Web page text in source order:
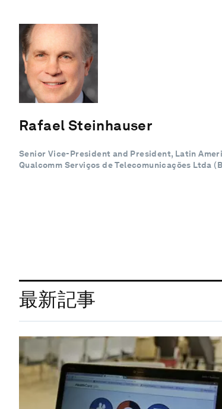
Rafael Steinhauser
Senior Vice-President and President, Latin
Qualcomm Serviços de Telecomunicações Ltda
最新記事